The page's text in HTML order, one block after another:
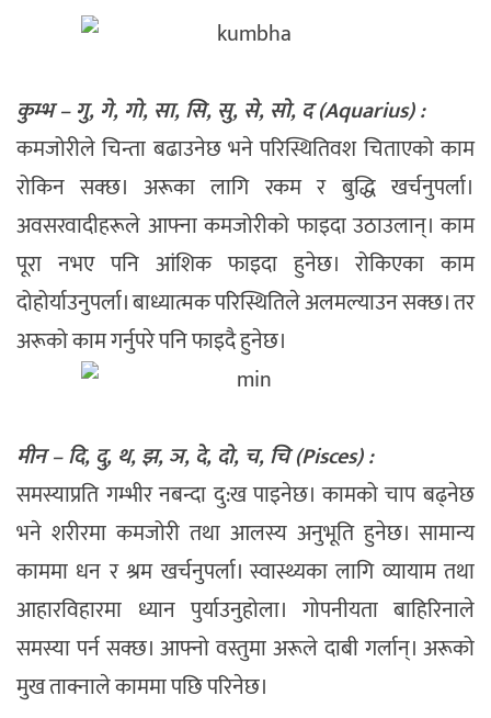
कुम्भ – गु, गे, गो, सा, सि, सु, से, सो, द (Aquarius) :
कमजोरीले चिन्ता बढाउनेछ भने परिस्थितिवश चिताएको काम
रोकिन सक्छ। अरूका लागि रकम र बुद्धि खर्चनुपर्ला।
अवसरवादीहरूले आफ्ना कमजोरीको फाइदा उठाउलान्। काम
पूरा नभए पनि आंशिक फाइदा हुनेछ। रोकिएका काम
दोहोर्याउनुपर्ला। बाध्यात्मक परिस्थितिले अलमल्याउन सक्छ। तर
अरूको काम गर्नुपरे पनि फाइदै हुनेछ।
मीन – दि, दु, थ, झ, ञ, दे, दो, च, चि (Pisces) :
समस्याप्रति गम्भीर नबन्दा दु:ख पाइनेछ। कामको चाप बढ्नेछ
भने शरीरमा कमजोरी तथा आलस्य अनुभूति हुनेछ। सामान्य
काममा धन र श्रम खर्चनुपर्ला। स्वास्थ्यका लागि व्यायाम तथा
आहारविहारमा ध्यान पुर्याउनुहोला। गोपनीयता बाहिरिनाले
समस्या पर्न सक्छ। आफ्नो वस्तुमा अरूले दाबी गर्लान्। अरूको
मुख ताक्नाले काममा पछि परिनेछ।